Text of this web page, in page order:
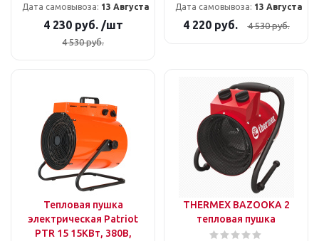
Дата самовывоза: 13 Августа
4 230руб. /шт
4 530руб.
Дата самовывоза: 13 Августа
4 220руб. 4 530руб.
Тепловая пушка
электрическая Patriot
PTR 15 15КВт, 380В,
THERMEX BAZOOKA 2
тепловая пушка